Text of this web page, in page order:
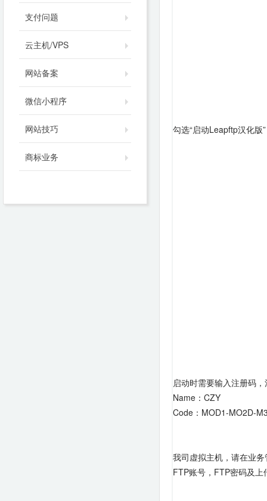
支付问题
云主机/VPS
网站备案
微信小程序
网站技巧
商标业务
勾选“启动Leapftp汉化版
启动时需要输入注册码
Name：CZY
Code：MOD1-MO2D-
我司虚拟主机，请在业
FTP账号，FTP密码及上